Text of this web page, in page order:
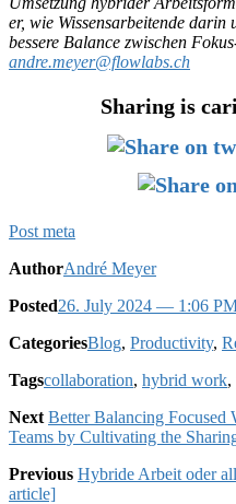
er, wie Wissensarbeitende darin
bessere Balance zwischen
andre.meyer@flowlabs.ch
Sharing is
Post meta
AuthorAndré Meyer
Posted26. July 2024 — 1:06
CategoriesBlog, Productivity,
Tagscollaboration, hybrid work,
Next Better Balancing
Teams by Cultivating the
Previous Hybride Arbeit oder
article]